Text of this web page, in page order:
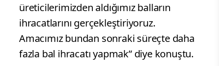
üreticilerimizden aldığımız balların
ihracatlarını gerçekleştiriyoruz.
Amacımız bundan sonraki süreçte daha
fazla bal ihracatı yapmak” diye konuştu.